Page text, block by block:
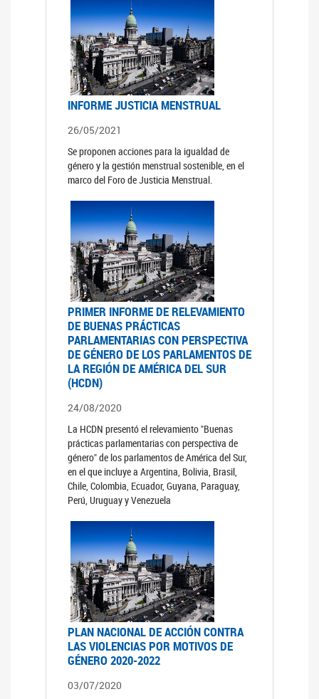
INFORME JUSTICIA MENSTRUAL
26/05/2021
Se proponen acciones para la igualdad de
género y la gestión menstrual sostenible, en el
marco del Foro de Justicia Menstrual.
PRIMER INFORME DE RELEVAMIENTO
DE BUENAS PRÁCTICAS
PARLAMENTARIAS CON PERSPECTIVA
DE GÉNERO DE LOS PARLAMENTOS DE
LA REGIÓN DE AMÉRICA DEL SUR
(HCDN)
24/08/2020
La HCDN presentó el relevamiento "Buenas
prácticas parlamentarias con perspectiva de
género" de los parlamentos de América del Sur,
en el que incluye a Argentina, Bolivia, Brasil,
Chile, Colombia, Ecuador, Guyana, Paraguay,
Perú, Uruguay y Venezuela
PLAN NACIONAL DE ACCIÓN CONTRA
LAS VIOLENCIAS POR MOTIVOS DE
GÉNERO 2020-2022
03/07/2020